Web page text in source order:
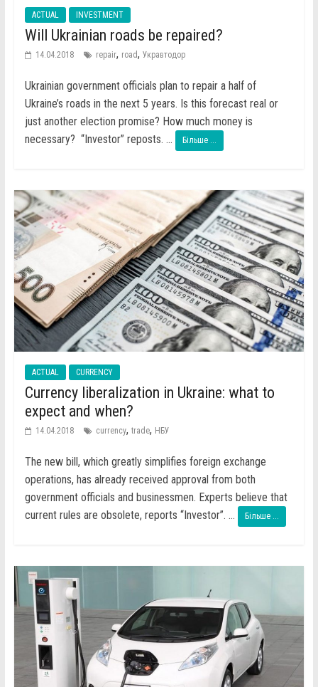
ACTUAL INVESTMENT
Will Ukrainian roads be repaired?
14.04.2018 repair, road, Укравтодор
Ukrainian government officials plan to repair a half of
Ukraine’s roads in the next 5 years. Is this forecast real or
just another election promise? How much money is
necessary? “Investor” reposts. ...
Більше ...
ACTUAL CURRENCY
Currency liberalization in Ukraine: what to
expect and when?
14.04.2018 currency, trade, НБУ
The new bill, which greatly simplifies foreign exchange
operations, has already received approval from both
government officials and businessmen. Experts believe that
current rules are obsolete, reports “Investor”. ...
Більше ...